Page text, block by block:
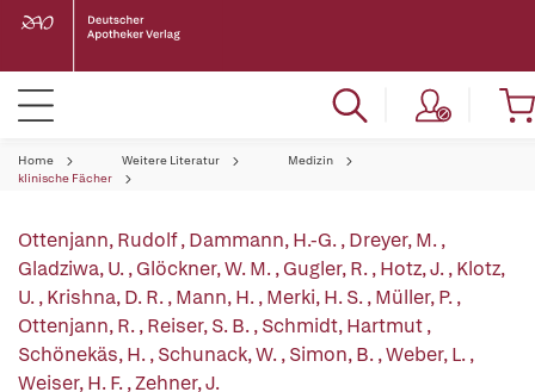
Home Weitere Literatur
Medizin
klinische Fächer
Ottenjann, Rudolf,Dammann, H.-G.,Dreyer, M.,
Gladziwa, U.,Glöckner, W. M.,Gugler, R.,Hotz, J.,Klotz,
U.,Krishna, D. R.,Mann, H.,Merki, H. S.,Müller, P.,
Ottenjann, R.,Reiser, S. B.,Schmidt, Hartmut,
Schönekäs, H.,Schunack, W.,Simon, B.,Weber, L.,
Weiser, H. F.,Zehner, J.